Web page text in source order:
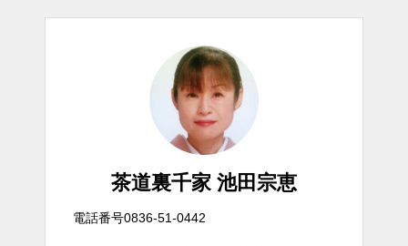
茶道裏千家 池田宗恵
電話番号0836-51-0442